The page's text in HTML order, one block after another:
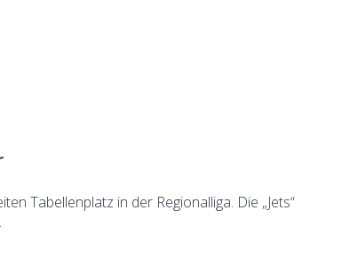
Tabellenplatz in der Regionalliga. Die „Jets“